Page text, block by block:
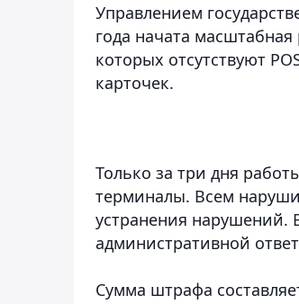
Управлением
года начата
которых отсутствуют
карточек.
Только за три дня
терминалы. Всем
устранения нарушений.
административной
Сумма штрафа